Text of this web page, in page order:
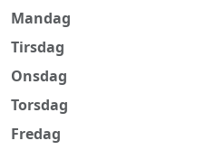
Mandag
Tirsdag
Onsdag
Torsdag
Fredag